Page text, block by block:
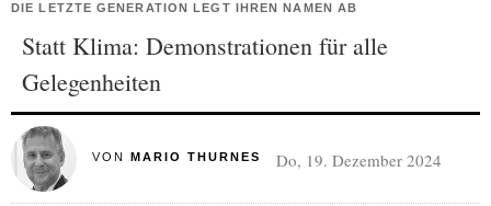
DIE LETZTE GENERATION LEGT IHREN NAMEN AB
Statt Klima: Demonstrationen für alle
Gelegenheiten
VON MARIO THURNES Do, 19. Dezember 2024